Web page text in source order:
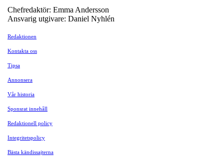
Chefredaktör: Emma Andersson
Ansvarig utgivare: Daniel Nyhlén
Redaktionen
Kontakta oss
Tipsa
Annonsera
Vår historia
Sponsrat innehåll
Redaktionell policy
Integritetspolicy
Bästa kändissajterna